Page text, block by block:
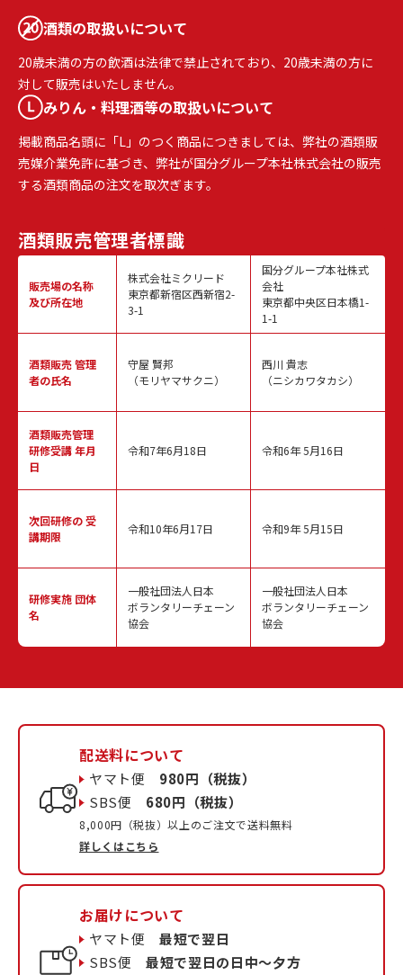
酒類の取扱いについて
20歳未満の方の飲酒は法律で禁止されており、20歳未満の方に
対して販売はいたしません。
みりん・料理酒等の取扱いについて
掲載商品名頭に「L」のつく商品につきましては、弊社の酒類販
売媒介業免許に基づき、弊社が国分グループ本社株式会社の販売
する酒類商品の注文を取次ぎます。
酒類販売管理者標識
販売場の名称
及び所在地
酒類販売管理
者の氏名
酒類販売管理
研修受講 年月
日
次回研修の受
講期限
研修実施 団体
名
株式会社ミクリード
東京都新宿区西新宿2-
3-1
守屋 賢邦
（モリヤマサクニ）
令和7年6月18日
令和10年6月17日
一般社団法人日本
ボランタリーチェーン
協会
国分グループ本社株式
会社
東京都中央区日本橋1-
1-1
西川 貴志
（ニシカワタカシ）
令和6年 5月16日
令和9年 5月15日
一般社団法人日本
ボランタリーチェーン
協会
配送料について
ヤマト便 980円（税抜）
SBS便 680円（税抜）
8,000円（税抜）以上のご注文で送料無料
詳しくはこちら
お届けについて
ヤマト便最短で翌日
SBS便最短で翌日の日中〜夕方